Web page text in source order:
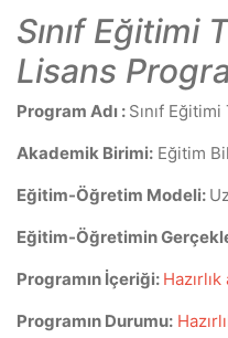
Sınıf Eğitimi
Lisans
Program Adı : Sınıf
Akademik Birimi: Eğitim
Eğitim-Öğretim Modeli:
Eğitim-Öğretimin
Programın İçeriği:
Programın Durumu: